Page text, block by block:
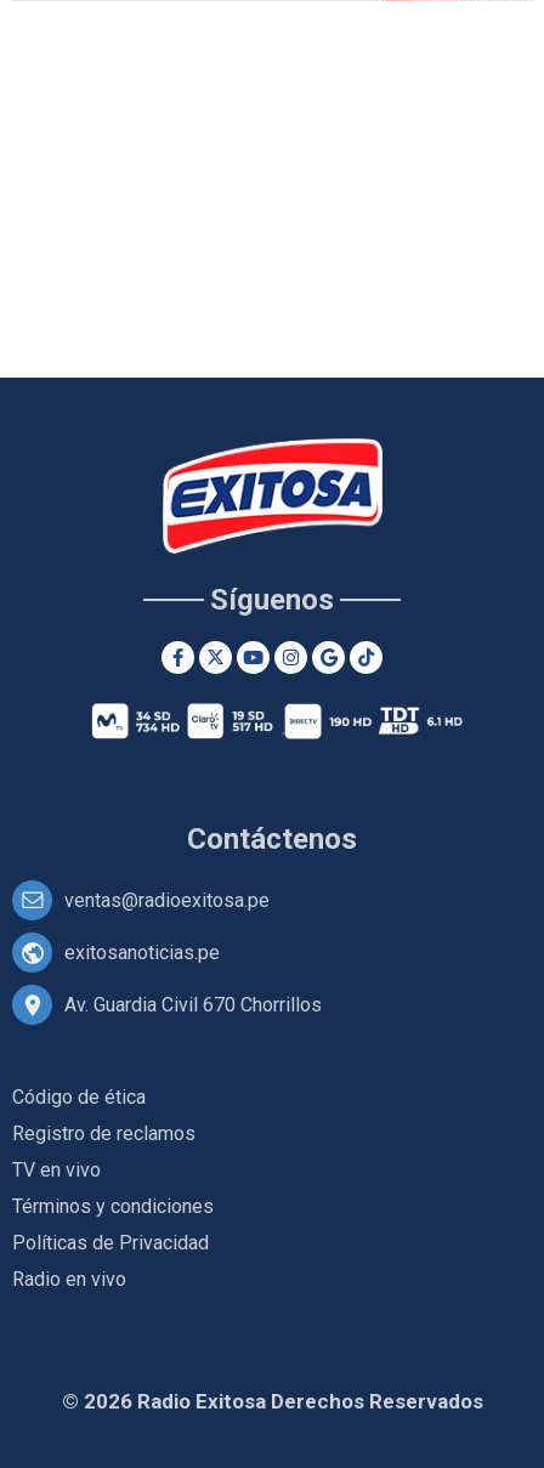
Contáctenos
ventas@radioexitosa.pe
exitosanoticias.pe
Av. Guardia Civil 670 Chorrillos
Síguenos
Código de ética
Registro de reclamos
TV en vivo
Términos y condiciones
Políticas de Privacidad
Radio en vivo
© 2026 Radio Exitosa Derechos Reservados